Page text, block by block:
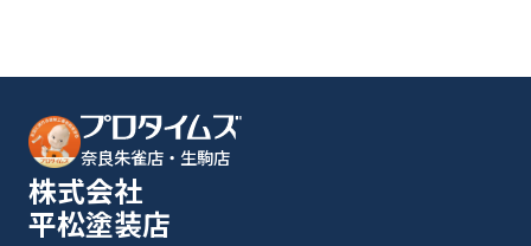
奈良朱雀店・生駒店
株式会社
平松塗装店